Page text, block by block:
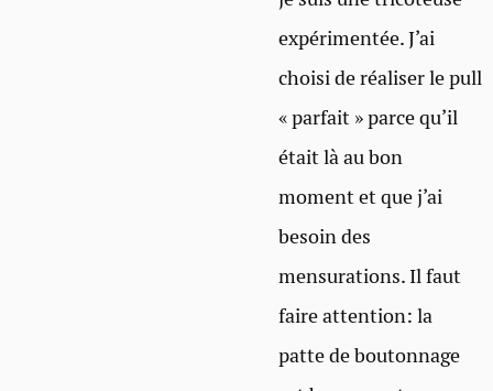
expérimentée. J’ai
choisi de réaliser le pull
« parfait » parce qu’il
était là au bon
moment et que j’ai
besoin des
mensurations. Il faut
faire attention: la
patte de boutonnage